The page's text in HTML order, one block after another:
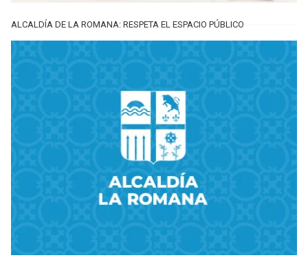
ALCALDÍA DE LA ROMANA: RESPETA EL ESPACIO PÚBLICO